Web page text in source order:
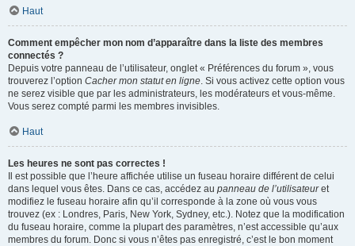
Haut
Comment empêcher mon nom d’apparaître dans la liste des membres
connectés ?
Depuis votre panneau de l’utilisateur, onglet « Préférences du forum », vous
trouverez l’option Cacher mon statut en ligne. Si vous activez cette option vous
ne serez visible que par les administrateurs, les modérateurs et vous-même.
Vous serez compté parmi les membres invisibles.
Haut
Les heures ne sont pas correctes !
Il est possible que l’heure affichée utilise un fuseau horaire différent de celui
dans lequel vous êtes. Dans ce cas, accédez au panneau de l’utilisateuret
modifiez le fuseau horaire afin qu’il corresponde à la zone où vous vous
trouvez (ex : Londres, Paris, New York, Sydney, etc.). Notez que la modification
du fuseau horaire, comme la plupart des paramètres, n’est accessible qu’aux
membres du forum. Donc si vous n’êtes pas enregistré, c’est le bon moment